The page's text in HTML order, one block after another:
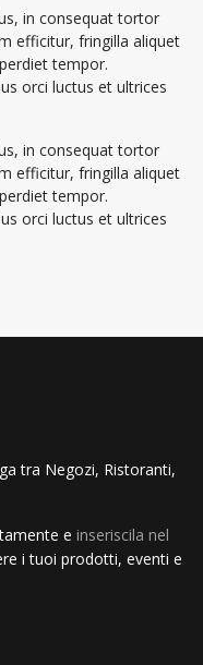
in consequat tortor
efficitur, fringilla aliquet
tempor.
orci luctus et ultrices
in consequat tortor
efficitur, fringilla aliquet
tempor.
orci luctus et ultrices
tra Negozi, Ristoranti,
e inseriscila nel
i tuoi prodotti, eventi e